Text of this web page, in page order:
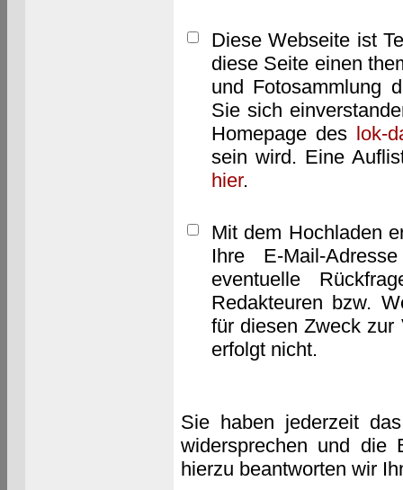
Diese Webseite ist
diese Seite einen
und Fotosammlung
Sie sich
Homepage des lok-
sein wird. Eine
hier.
Mit dem Hochladen
Ihre E-Mail-
eventuelle
Redakteuren bzw.
für diesen Zweck zur
erfolgt nicht.
Sie haben jederzeit
widersprechen und die
hierzu beantworten wir